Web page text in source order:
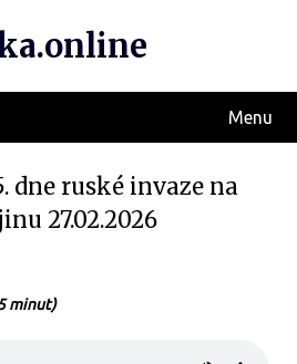
Menu
dne ruské invaze na
27.02.2026
minut)